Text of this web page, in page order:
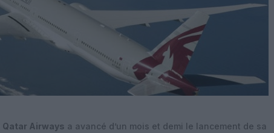
Qatar Airways a avancé d’un mois et demi le lancement de sa